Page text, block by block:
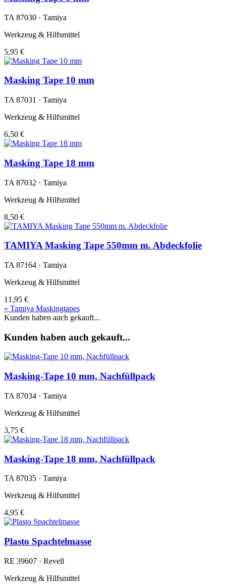
TA 87030 · Tamiya
Werkzeug & Hilfsmittel
5,95 €
Masking Tape 10 mm
TA 87031 · Tamiya
Werkzeug & Hilfsmittel
6,50 €
Masking Tape 18 mm
TA 87032 · Tamiya
Werkzeug & Hilfsmittel
8,50 €
TAMIYA Masking Tape 550mm m. Abdeckfolie
TA 87164 · Tamiya
Werkzeug & Hilfsmittel
11,95 €
» Tamiya Maskingtapes
Kunden haben auch gekauft...
Kunden haben auch gekauft...
Masking-Tape 10 mm, Nachfüllpack
TA 87034 · Tamiya
Werkzeug & Hilfsmittel
3,75 €
Masking-Tape 18 mm, Nachfüllpack
TA 87035 · Tamiya
Werkzeug & Hilfsmittel
4,95 €
Plasto Spachtelmasse
RE 39607 · Revell
Werkzeug & Hilfsmittel